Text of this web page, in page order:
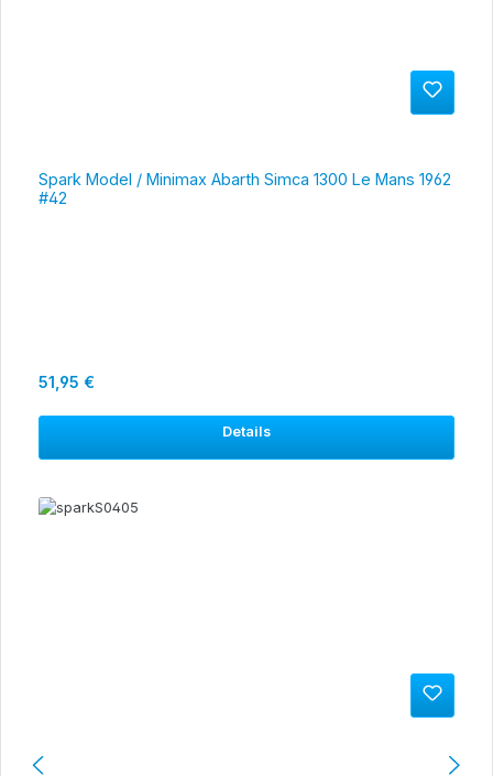
Spark Model / Minimax Abarth Simca 1300 Le Mans 1962
#42
Regulärer Preis:
51,95 €
Details